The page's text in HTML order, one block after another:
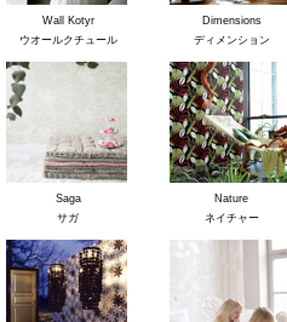
Wall Kotyr
ウオールクチュール
Dimensions
ディメンション
Saga
サガ
Nature
ネイチャー